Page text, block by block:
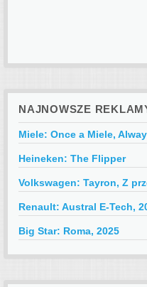
NAJNOWSZE
Miele: Once a Miele,
Heineken: The Flipper
Volkswagen: Tayron, Z
Renault: Austral E-Tech,
Big Star: Roma, 2025